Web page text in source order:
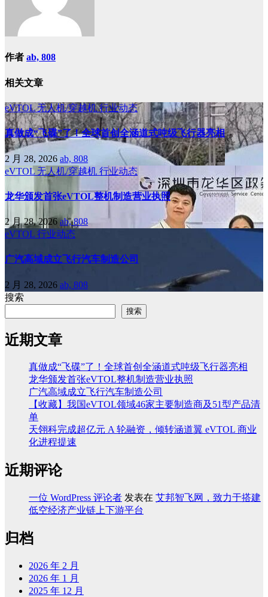
作者 ab, 808
相关文章
eVTOL无人机/穿越机行业动态
真做成“飞碟”了！全球首创全涵道式吨级飞行器亮相
2 月 28, 2026 ab, 808
eVTOL 无人机/穿越机 行业动态
龙华颁发首张eVTOL整机制造营业执照
2 月 28, 2026ab, 808
eVTOL 行业动态
广汽高域成立飞行汽车制造公司
2 月 28, 2026 ab, 808
搜索
搜索
近期文章
真做成“飞碟”了！全球首创全涵道式吨级飞行器亮相
龙华颁发首张eVTOL整机制造营业执照
广汽高域成立飞行汽车制造公司
【收藏】我国eVTOL领域46家主要制造商及51型产品清
单
天翎科完成超亿元 A 轮融资，倾转涵道翼 eVTOL 商业
化进程提速
近期评论
一位 WordPress 评论者 发表在 艾邦智飞网，致力于搭建
低空经济产业链上下游平台
归档
2026 年 2 月
2026 年 1 月
2025 年 12 月